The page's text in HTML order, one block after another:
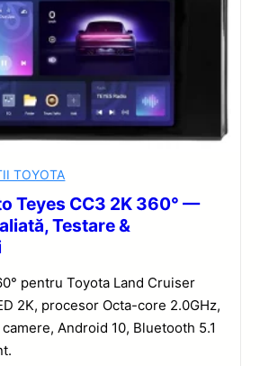
TOYOTA
Teyes CC3 2K 360° —
Testare &
pentru Toyota Land Cruiser
2K, procesor Octa-core 2.0GHz,
Android 10, Bluetooth 5.1